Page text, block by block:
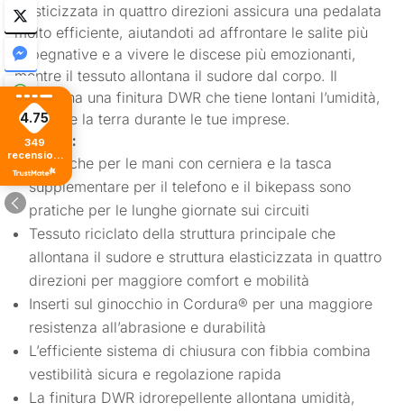
elasticizzata in quattro direzioni assicura una pedalata
molto efficiente, aiutandoti ad affrontare le salite più
impegnative e a vivere le discese più emozionanti,
mentre il tessuto allontana il sudore dal corpo. Il
tessuto ha una finitura DWR che tiene lontani l’umidità,
il fango e la terra durante le tue imprese.
Dettagli:
Le tasche per le mani con cerniera e la tasca
supplementare per il telefono e il bikepass sono
pratiche per le lunghe giornate sui circuiti
Tessuto riciclato della struttura principale che
allontana il sudore e struttura elasticizzata in quattro
direzioni per maggiore comfort e mobilità
Inserti sul ginocchio in Cordura® per una maggiore
resistenza all’abrasione e durabilità
L’efficiente sistema di chiusura con fibbia combina
vestibilità sicura e regolazione rapida
La finitura DWR idrorepellente allontana umidità,
4.75
349
recensioni
di tutti i